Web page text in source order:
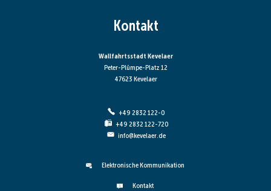
Kontakt
Wallfahrtsstadt Kevelaer
Peter-Plümpe-Platz 12
47623 Kevelaer
+49 2832 122-0
+49 2832 122-720
info@kevelaer.de
Elektronische Kommunikation
Kontakt